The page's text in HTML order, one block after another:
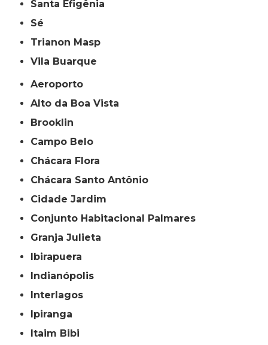
Santa Efigênia
Sé
Trianon Masp
Vila Buarque
Aeroporto
Alto da Boa Vista
Brooklin
Campo Belo
Chácara Flora
Chácara Santo Antônio
Cidade Jardim
Conjunto Habitacional Palmares
Granja Julieta
Ibirapuera
Indianópolis
Interlagos
Ipiranga
Itaim Bibi